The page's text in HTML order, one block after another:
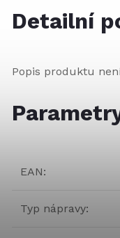
Detailní
Popis produktu
EAN:
Typ nápravy: